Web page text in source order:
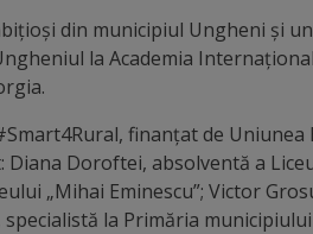
din municipiul Ungheni și
la Academia
finanțat de Uniunea
Doroftei, absolventă a
„Mihai Eminescu”; Victor
specialistă la Primăria